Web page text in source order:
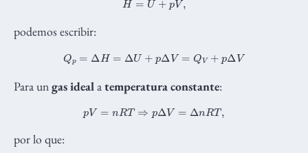
podemos escribir:
Qp =Δ =ΔU + pΔV=Q +p V
Para ungas idealatemperatura constante:
pV=nRT⇒ pΔV= Δn RT,
por lo que: